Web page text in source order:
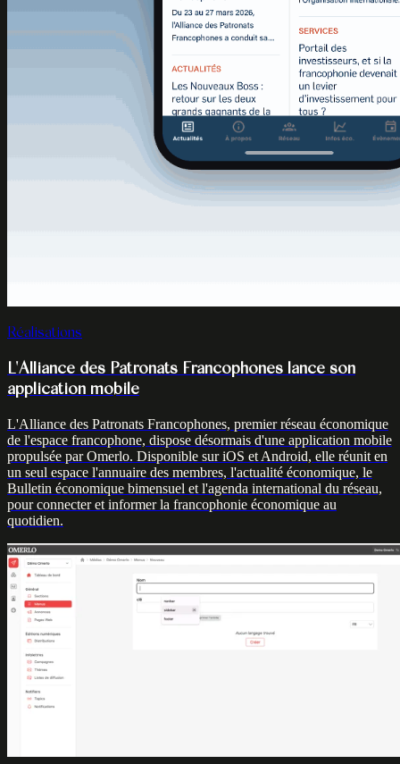
Réalisations
L'Alliance des Patronats Francophones lance son
application mobile
L'Alliance des Patronats Francophones, premier réseau économique
de l'espace francophone, dispose désormais d'une application mobile
propulsée par Omerlo. Disponible sur iOS et Android, elle réunit en
un seul espace l'annuaire des membres, l'actualité économique, le
Bulletin économique bimensuel et l'agenda international du réseau,
pour connecter et informer la francophonie économique au
quotidien.